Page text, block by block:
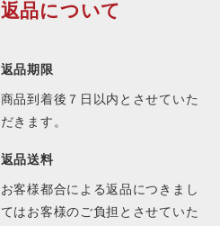
返品について
返品期限
商品到着後７日以内とさせていた
だきます。
返品送料
お客様都合による返品につきまし
てはお客様のご負担とさせていた